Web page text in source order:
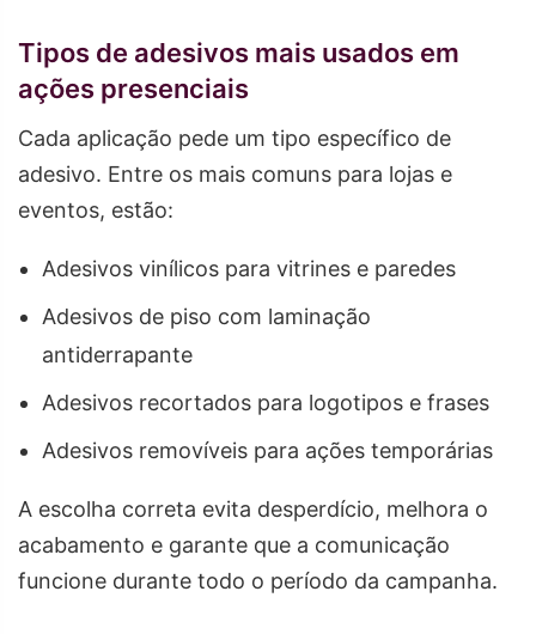
Tipos de adesivos mais usados em
ações presenciais
Cada aplicação pede um tipo específico de
adesivo. Entre os mais comuns para lojas e
eventos, estão:
Adesivos vinílicos para vitrines e paredes
Adesivos de piso com laminação
antiderrapante
Adesivos recortados para logotipos e frases
Adesivos removíveis para ações temporárias
A escolha correta evita desperdício, melhora o
acabamento e garante que a comunicação
funcione durante todo o período da campanha.